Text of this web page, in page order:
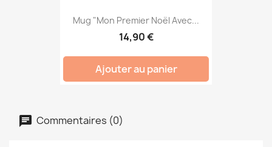
Mug "Mon Premier Noël Avec...
14,90 €
Ajouter au panier
Commentaires (0)